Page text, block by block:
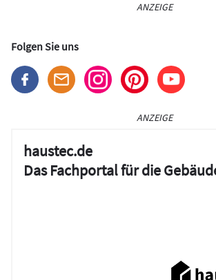
ANZEIGE
Folgen Sie uns
ANZEIGE
haustec.de
Das Fachportal für die